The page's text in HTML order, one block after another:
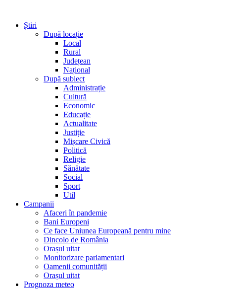
Știri
După locație
Local
Rural
Județean
Național
După subiect
Administrație
Cultură
Economic
Educație
Actualitate
Justiție
Mișcare Civică
Politică
Religie
Sănătate
Social
Sport
Util
Campanii
Afaceri în pandemie
Bani Europeni
Ce face Uniunea Europeană pentru mine
Dincolo de România
Orașul uitat
Monitorizare parlamentari
Oamenii comunității
Orașul uitat
Prognoza meteo